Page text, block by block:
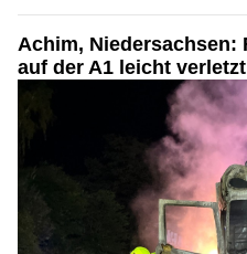
Achim, Niedersachsen:
auf der A1 leicht verletzt